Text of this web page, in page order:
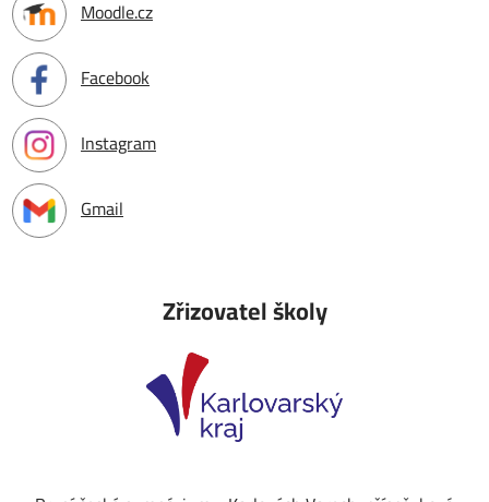
Moodle.cz
Facebook
Instagram
Gmail
Zřizovatel školy